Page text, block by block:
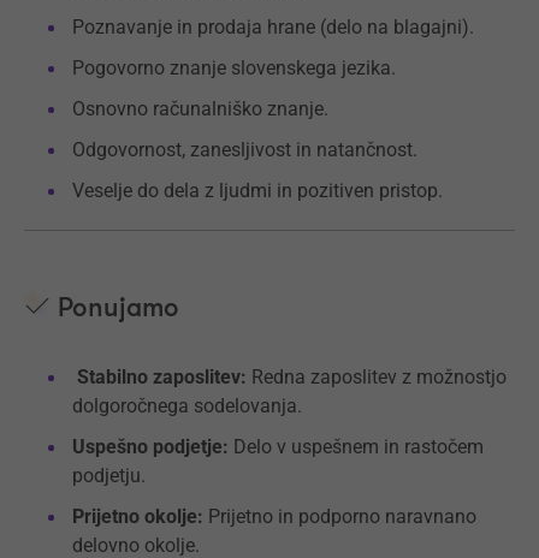
Poznavanje in prodaja hrane (delo na blagajni).
Pogovorno znanje slovenskega jezika.
Osnovno računalniško znanje.
Odgovornost, zanesljivost in natančnost.
Veselje do dela z ljudmi in pozitiven pristop.
Ponujamo
Stabilno zaposlitev: Redna zaposlitev z možnostjo
dolgoročnega sodelovanja.
Uspešno podjetje: Delo v uspešnem in rastočem
podjetju.
Prijetno okolje: Prijetno in podporno naravnano
delovno okolje.